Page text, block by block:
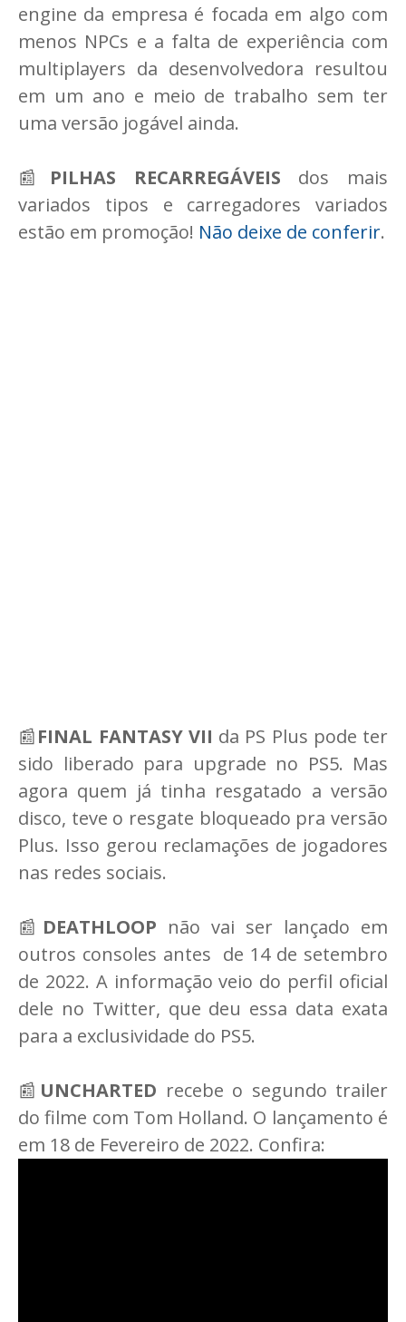
engine da empresa é focada em algo com
menos NPCs e a falta de experiência com
multiplayers da desenvolvedora resultou
em um ano e meio de trabalho sem ter
uma versão jogável ainda.
📰 PILHAS RECARREGÁVEIS dos mais
variados tipos e carregadores variados
estão em promoção! Não deixe de conferir.
📰FINAL FANTASY VII da PS Plus pode ter
sido liberado para upgrade no PS5. Mas
agora quem já tinha resgatado a versão
disco, teve o resgate bloqueado pra versão
Plus. Isso gerou reclamações de jogadores
nas redes sociais.
📰 DEATHLOOP não vai ser lançado em
outros consoles antes de 14 de setembro
de 2022. A informação veio do perfil oficial
dele no Twitter, que deu essa data exata
para a exclusividade do PS5.
📰 UNCHARTED recebe o segundo trailer
do filme com Tom Holland. O lançamento é
em 18 de Fevereiro de 2022. Confira: